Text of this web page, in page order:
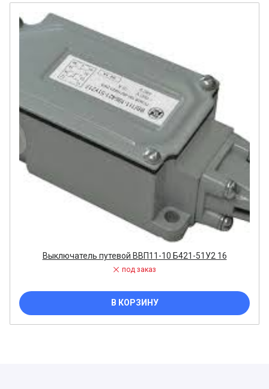
Выключатель путевой ВВП11-10 Б421-51У2 16
под заказ
В КОРЗИНУ